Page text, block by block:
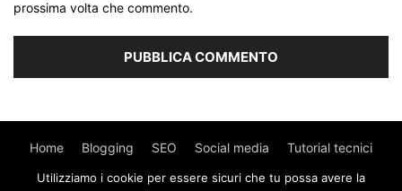
prossima volta che commento.
Home Blogging SEO Social media Tutorial tecnici
WordPress Contatti
Utilizziamo i cookie per essere sicuri che tu possa avere la